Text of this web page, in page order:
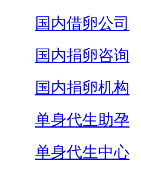
国内借卵公司
国内捐卵咨询
国内捐卵机构
单身代生助孕
单身代生中心